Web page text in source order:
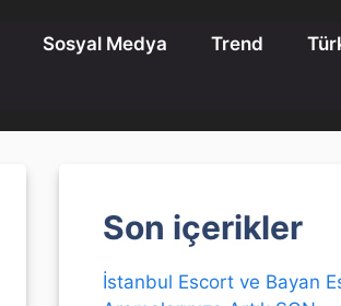
Sosyal Medya Trend
Son içerikler
İstanbul Escort ve Bayan